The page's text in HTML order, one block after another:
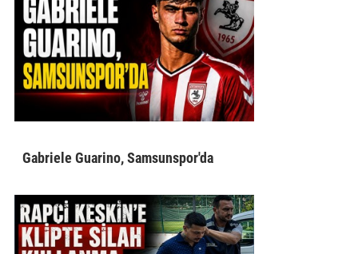
Gabriele Guarino, Samsunspor'da